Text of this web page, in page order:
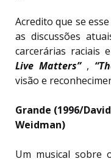
Acredito que se
as discussões
carcerárias raciais
Live Matters”,
visão e
Grande (1996/
Weidman)
Um musical sobre